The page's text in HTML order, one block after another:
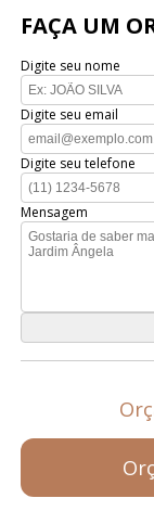
FAÇA UM
Digite seu nome
Digite seu email
Digite seu telefone
Mensagem